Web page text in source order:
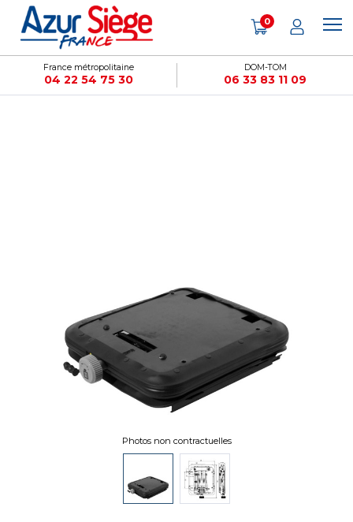
France métropolitaine
04 22 54 75 30
DOM-TOM
06 33 83 11 09
0
Photos non contractuelles
Panneau de gestion des cookies